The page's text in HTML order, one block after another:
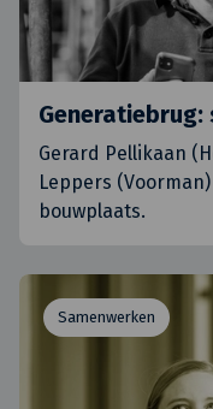
Gerard Pellikaan
Leppers
bouwplaats.
Samenwerken